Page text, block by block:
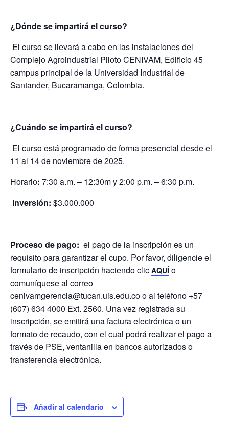
¿Dónde se impartirá el curso?
El curso se llevará a cabo en las instalaciones del
Complejo Agroindustrial Piloto CENIVAM, Edificio 45
campus principal de la Universidad Industrial de
Santander, Bucaramanga, Colombia.
¿Cuándo se impartirá el curso?
El curso está programado de forma presencial desde el
11 al 14 de noviembre de 2025.
Horario: 7:30 a.m. – 12:30m y 2:00 p.m. – 6:30 p.m.
Inversión: $3.000.000
Proceso de pago: el pago de la inscripción es un
requisito para garantizar el cupo. Por favor, diligencie el
formulario de inscripción haciendo clic AQUÍ o
comuníquese al correo
cenivamgerencia@tucan.uis.edu.co o al teléfono +57
(607) 634 4000 Ext. 2560. Una vez registrada su
inscripción, se emitirá una factura electrónica o un
formato de recaudo, con el cual podrá realizar el pago a
través de PSE, ventanilla en bancos autorizados o
transferencia electrónica.
Añadir al calendario